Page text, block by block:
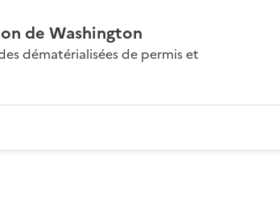
de Washington
dématérialisées de permis et